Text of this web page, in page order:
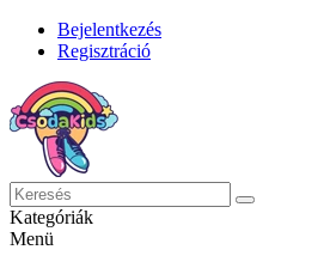
Bejelentkezés
Regisztráció
Kategóriák
Menü